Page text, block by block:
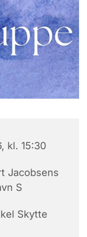
kl. 15:30
Jacobsens
S
Skytte